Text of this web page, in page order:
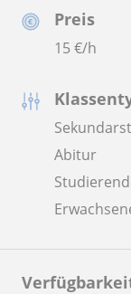
Preis
15€/h
Abitur